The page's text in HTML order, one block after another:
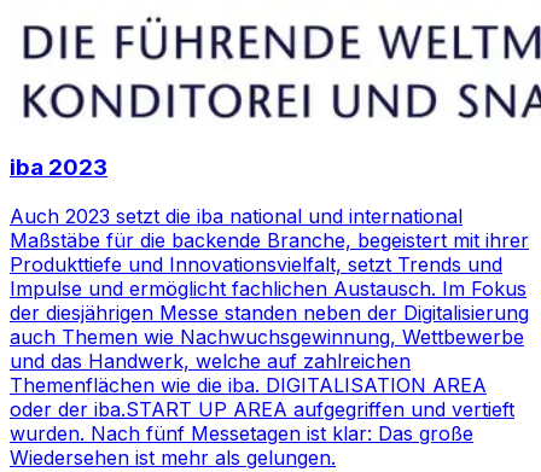
iba 2023
Auch 2023 setzt die iba national und international
Maßstäbe für die backende Branche, begeistert mit ihrer
Produkttiefe und Innovationsvielfalt, setzt Trends und
Impulse und ermöglicht fachlichen Austausch. Im Fokus
der diesjährigen Messe standen neben der Digitalisierung
auch Themen wie Nachwuchsgewinnung, Wettbewerbe
und das Handwerk, welche auf zahlreichen
Themenflächen wie die iba. DIGITALISATION AREA
oder der iba.START UP AREA aufgegriffen und vertieft
wurden. Nach fünf Messetagen ist klar: Das große
Wiedersehen ist mehr als gelungen.